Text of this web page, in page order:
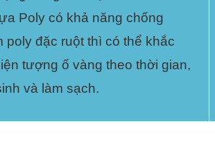
Poly có khả năng chống
poly đặc ruột thì có thể khắc
tượng ố vàng theo thời gian,
và làm sạch.